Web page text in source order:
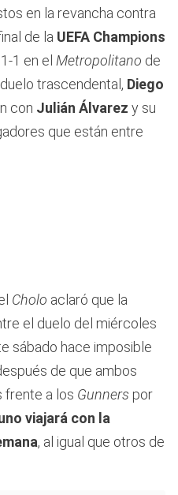
en la revancha contra
de la UEFA Champions
1 en el Metropolitano de
trascendental, Diego
con Julián Álvarez y su
que están entre
Cholo aclaró que la
el duelo del miércoles
sábado hace imposible
de que ambos
frente a los Gunners por
viajará con la
, al igual que otros de